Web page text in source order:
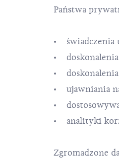
Państwa
• świadczenia
•
• doskonalenia
• ujawniania
•
• analityki
Zgromadzone